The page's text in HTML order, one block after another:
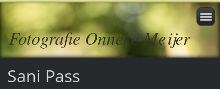
Fotografie Onneke Meijer
Sani Pass